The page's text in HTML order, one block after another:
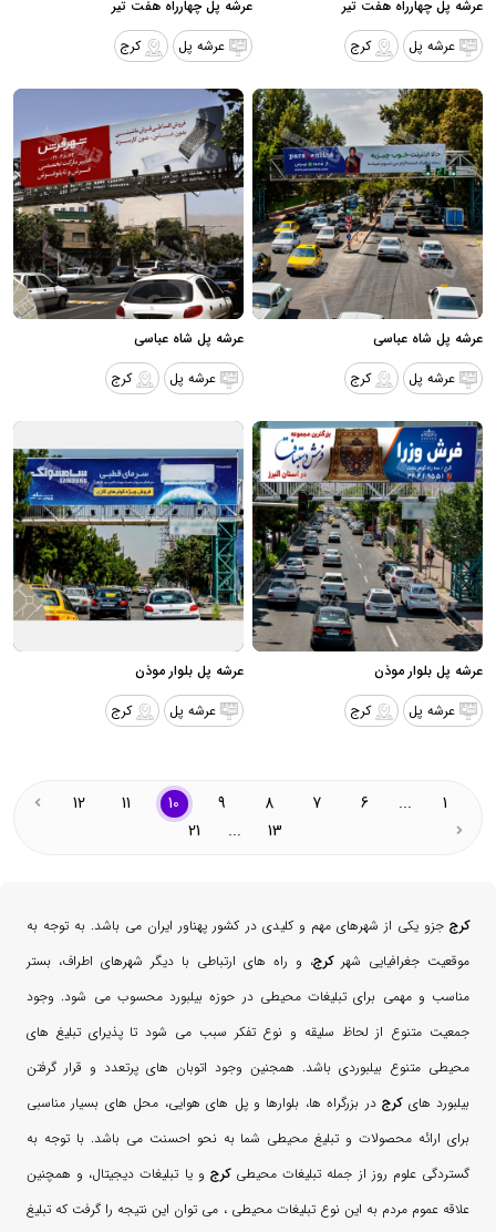
عرشه پل چهارراه هفت تیر
عرشه پل
کرج
عرشه پل چهارراه هفت تیر
عرشه پل
کرج
عرشه پل شاه عباسی
عرشه پل
کرج
عرشه پل شاه عباسی
عرشه پل
کرج
عرشه پل بلوار موذن
عرشه پل
کرج
عرشه پل بلوار موذن
عرشه پل
کرج
1
...
6
7
8
9
10
11
12
13
...
21
کرج جزو یکی از شهرهای مهم و کلیدی در کشور پهناور ایران می باشد. به توجه به
موقعیت جغرافیایی شهرکرج، و راه های ارتباطی با دیگر شهرهای اطراف، بستر
مناسب و مهمی برای تبلیغات محیطی در حوزه بیلبورد محسوب می شود. وجود
جمعیت متنوع از لحاظ سلیقه و نوع تفکر سبب می شود تا پذیرای تبلیغ های
محیطی متنوع بیلبوردی باشد. همجنین وجود اتوبان های پرتعدد و قرار گرفتن
بیلبورد هایکرجدر بزرگراه ها، بلوارها و پل های هوایی، محل های بسیار مناسبی
برای ارائه محصولات و تبلیغ محیطی شما به نحو احسنت می باشد. با توجه به
گستردگی علوم روز از جمله تبلیغات محیطیکرج و یا تبلیغات دیجیتال، و همچنین
علاقه عموم مردم به این نوع تبلیغات محیطی ، می توان این نتیجه را گرفت که تبلیغ